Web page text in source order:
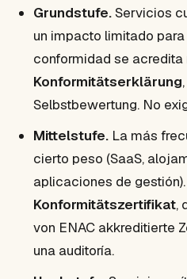
Grundstufe.Servicios
un impacto limitado
conformidad se acredita
Konformitätserklärung
Selbstbewertung. No
Mittelstufe. La más
cierto peso (SaaS,
aplicaciones de
Konformitätszertifikat,
von ENAC akkreditierte
una auditoría.